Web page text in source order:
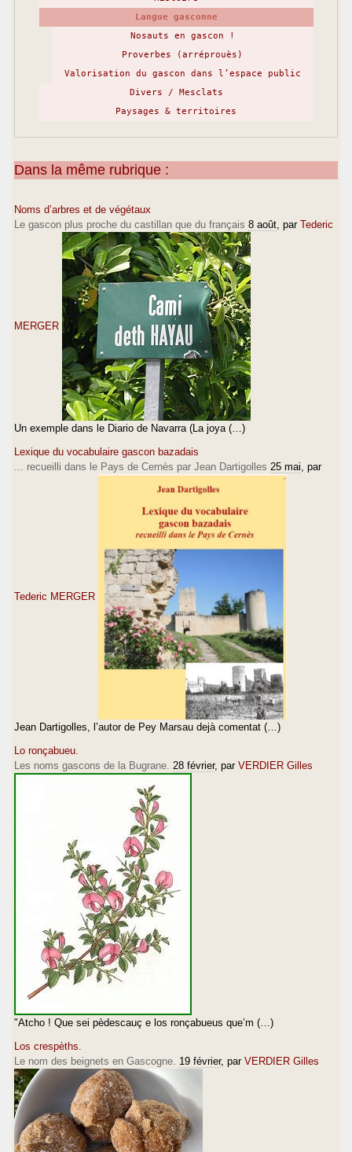
Langue gasconne
Nosauts en gascon !
Proverbes (arréprouès)
Valorisation du gascon dans l’espace public
Divers / Mesclats
Paysages & territoires
Dans la même rubrique :
Noms d’arbres et de végétaux
Le gascon plus proche du castillan que du français 8 août , par Tederic
MERGER
Un exemple dans le Diario de Navarra (La joya (…)
Lexique du vocabulaire gascon bazadais
... recueilli dans le Pays de Cernès par Jean Dartigolles 25 mai , par
Tederic MERGER
Jean Dartigolles, l’autor de Pey Marsau dejà comentat (…)
Lo ronçabueu.
Les noms gascons de la Bugrane. 28 février, par VERDIER Gilles
"Atcho ! Que sei pèdescauç e los ronçabueus que’m (…)
Los crespèths.
Le nom des beignets en Gascogne. 19 février, par VERDIER Gilles